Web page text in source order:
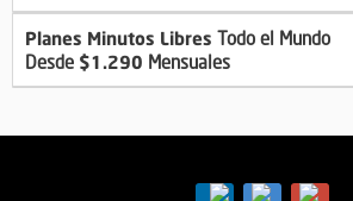
Planes Minutos Libres Todo el Mundo
Desde $1.290 Mensuales